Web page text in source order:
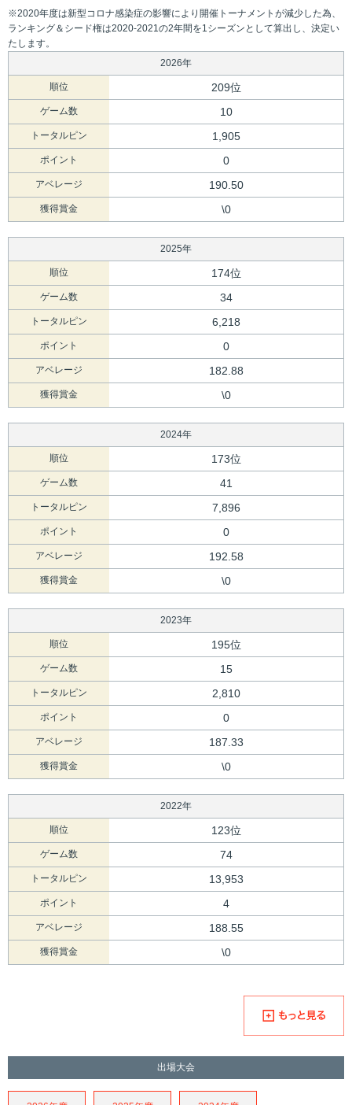
※2020年度は新型コロナ感染症の影響により開催トーナメントが減少した為、
ランキング＆シード権は2020-2021の2年間を1シーズンとして算出し、決定い
たします。
2026年
順位 209位
ゲーム数 10
トータルピン 1,905
ポイント 0
アベレージ 190.50
獲得賞金 \0
2025年
順位 174位
ゲーム数 34
トータルピン 6,218
ポイント 0
アベレージ 182.88
獲得賞金 \0
2024年
順位 173位
ゲーム数 41
トータルピン 7,896
ポイント 0
アベレージ 192.58
獲得賞金 \0
2023年
順位 195位
ゲーム数 15
トータルピン 2,810
ポイント 0
アベレージ 187.33
獲得賞金 \0
2022年
順位 123位
ゲーム数 74
トータルピン 13,953
ポイント 4
アベレージ 188.55
獲得賞金 \0
出場大会